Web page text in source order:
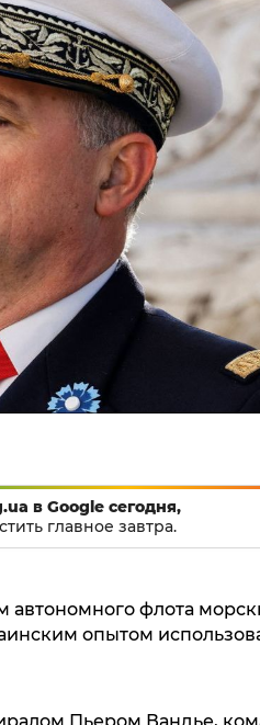
в Google сегодня,
главное завтра.
автономного флота
опытом
Пьером Вандье,